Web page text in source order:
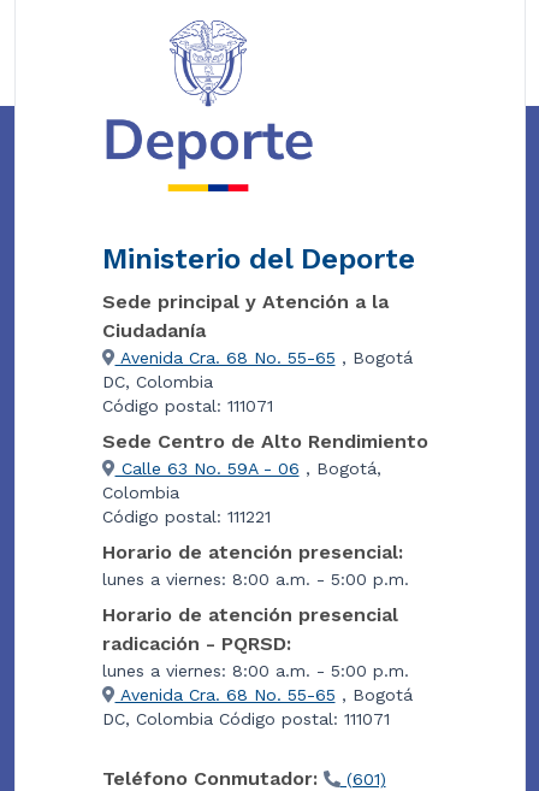
Ministerio del Deporte
Sede principal y Atención a la
Ciudadanía
Avenida Cra. 68 No. 55-65 , Bogotá
DC, Colombia
Código postal: 111071
Sede Centro de Alto Rendimiento
Calle 63 No. 59A - 06 , Bogotá,
Colombia
Código postal: 111221
Horario de atención presencial:
lunes a viernes: 8:00 a.m. - 5:00 p.m.
Horario de atención presencial
radicación - PQRSD:
lunes a viernes: 8:00 a.m. - 5:00 p.m.
Avenida Cra. 68 No. 55-65 , Bogotá
DC, Colombia Código postal: 111071
Teléfono Conmutador:
(601)